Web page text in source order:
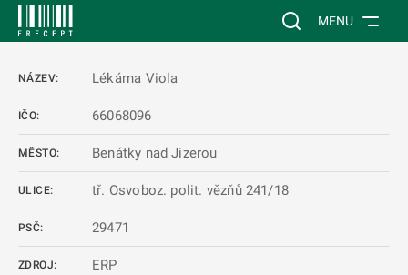
Vyhledávání na
MENU
NÁZEV: Lékárna Viola
IČO: 66068096
MĚSTO: Benátky nad Jizerou
ULICE: tř. Osvoboz. polit. vězňů 241/18
PSČ: 29471
ZDROJ: ERP